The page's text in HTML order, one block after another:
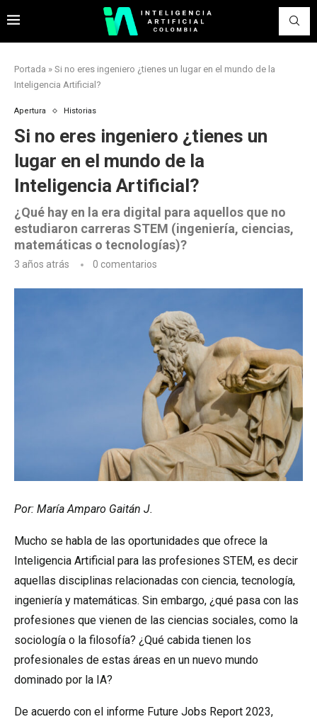
Portada » Si no eres ingeniero ¿tienes un lugar en el mundo de la
Inteligencia Artificial?
Apertura Historias
Si no eres ingeniero ¿tienes un
lugar en el mundo de la
Inteligencia Artificial?
¿Qué hay en la era digital para aquellos que no
estudiaron carreras STEM (ingeniería, ciencias,
matemáticas o tecnologías)?
3 años atrás 0 comentarios
Por: María Amparo Gaitán J.
Mucho se habla de las oportunidades que ofrece la
Inteligencia Artificial para las profesiones STEM, es decir
aquellas disciplinas relacionadas con ciencia, tecnología,
ingeniería y matemáticas. Sin embargo, ¿qué pasa con las
profesiones que vienen de las ciencias sociales, como la
sociología o la filosofía? ¿Qué cabida tienen los
profesionales de estas áreas en un nuevo mundo
dominado por la IA?
De acuerdo con el informe Future Jobs Report 2023,